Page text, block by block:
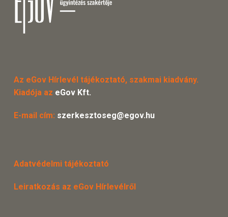
Az eGov Hírlevél tájékoztató, szakmai kiadvány.
Kiadója az eGov Kft.
E-mail cím: szerkesztoseg@egov.hu
Adatvédelmi tájékoztató
Leiratkozás az eGov Hírlevélről